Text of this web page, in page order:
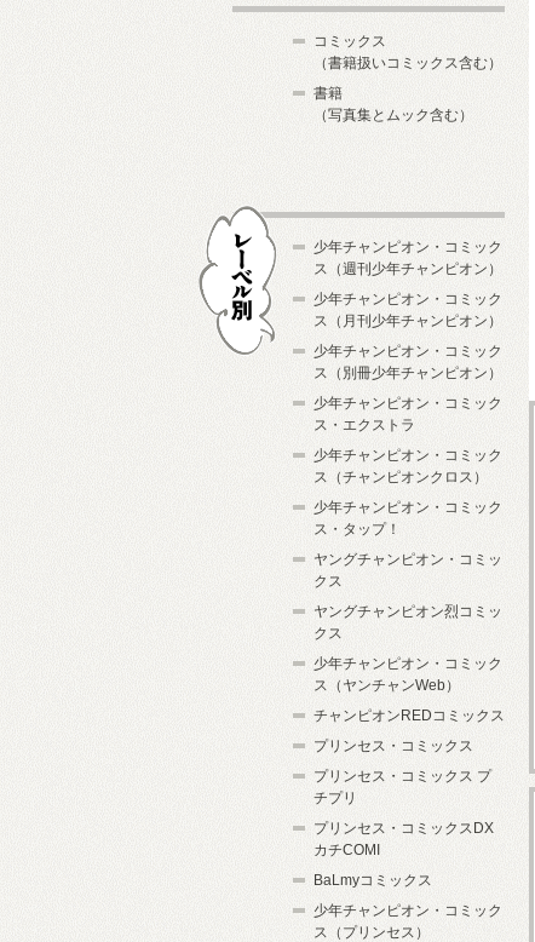
コミックス
（書籍扱いコミックス含む）
書籍
（写真集とムック含む）
少年チャンピオン・コミック
ス（週刊少年チャンピオン）
少年チャンピオン・コミック
ス（月刊少年チャンピオン）
少年チャンピオン・コミック
ス（別冊少年チャンピオン）
少年チャンピオン・コミック
ス・エクストラ
少年チャンピオン・コミック
ス（チャンピオンクロス）
少年チャンピオン・コミック
ス・タップ！
ヤングチャンピオン・コミッ
クス
ヤングチャンピオン烈コミッ
クス
少年チャンピオン・コミック
ス（ヤンチャンWeb）
チャンピオンREDコミックス
プリンセス・コミックス
プリンセス・コミックス プ
チプリ
プリンセス・コミックスDX
カチCOMI
BaLmyコミックス
少年チャンピオン・コミック
ス（プリンセス）